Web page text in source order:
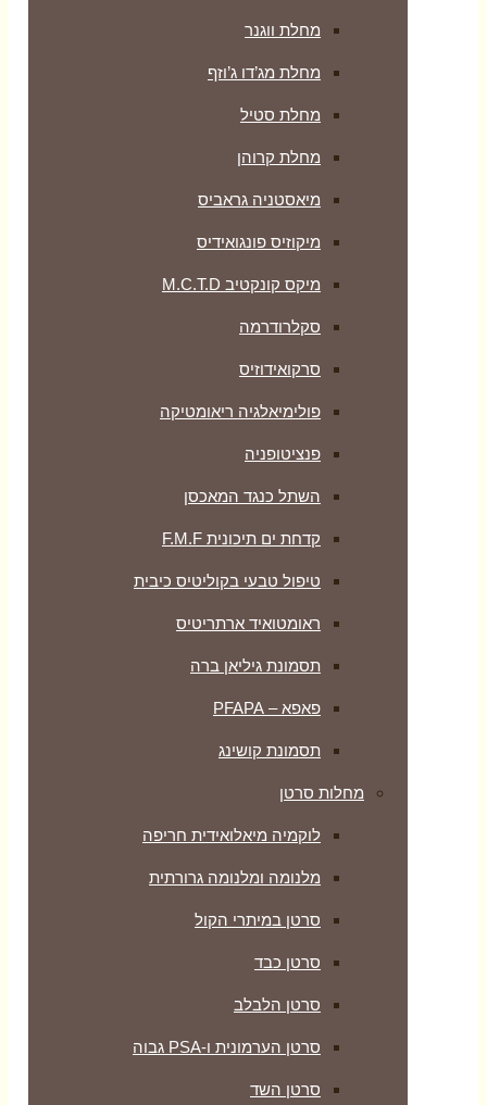
מחלת ווגנר
מחלת מג’דו ג’וזף
מחלת סטיל
מחלת קרוהן
מיאסטניה גראביס
מיקוזיס פונגואידיס
מיקס קונקטיב M.C.T.D
סקלרודרמה
סרקואידוזיס
פולימיאלגיה ריאומטיקה
‏פנציטופניה
השתל כנגד המאכסן
קדחת ים תיכונית F.M.F
טיפול טבעי בקוליטיס כיבית
ראומטואיד ארתריטיס
תסמונת גיליאן ברה
פאפא – PFAPA
תסמונת קושינג
מחלות סרטן
לוקמיה מיאלואידית חריפה
מלנומה ומלנומה גרורתית
סרטן במיתרי הקול
סרטן כבד
סרטן הלבלב
סרטן הערמונית ו-PSA גבוה
סרטן השד